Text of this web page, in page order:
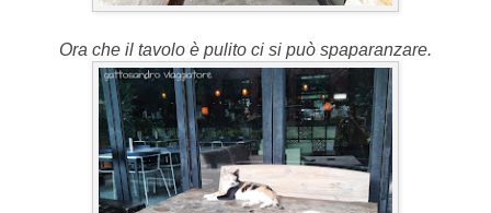
Ora che il tavolo è pulito ci si può spaparanzare.